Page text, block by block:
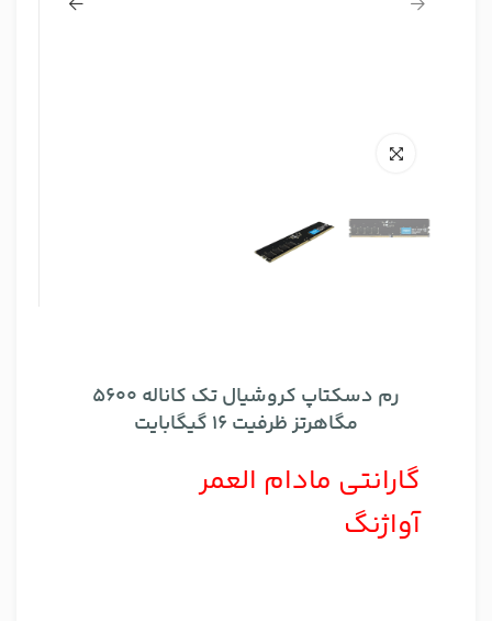
رم دسکتاپ کروشیال تک کاناله 5600
مگاهرتز ظرفیت 16 گیگابایت
گارانتی مادام العمر
آواژنگ